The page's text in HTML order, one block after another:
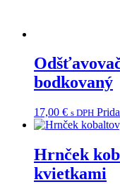
bodkovaný
17,00 € s DPH
Hrnček
kvietkami